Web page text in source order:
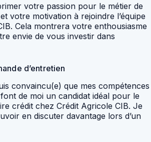
votre passion pour le métier de
votre motivation à rejoindre l’équipe
Cela montrera votre enthousiasme
envie de vous investir dans
d’entretien
convaincu(e) que mes compétences
de moi un candidat idéal pour le
crédit chez Crédit Agricole CIB. Je
en discuter davantage lors d’un